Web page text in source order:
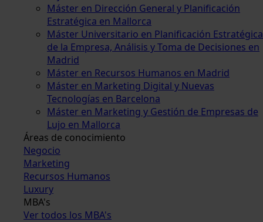
Máster en Dirección General y Planificación
Estratégica en Mallorca
Máster Universitario en Planificación Estratégica
de la Empresa, Análisis y Toma de Decisiones en
Madrid
Máster en Recursos Humanos en Madrid
Máster en Marketing Digital y Nuevas
Tecnologías en Barcelona
Máster en Marketing y Gestión de Empresas de
Lujo en Mallorca
Áreas de conocimiento
Negocio
Marketing
Recursos Humanos
Luxury
MBA's
Ver todos los MBA's